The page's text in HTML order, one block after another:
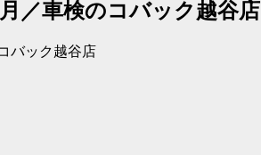
／車検のコバック越谷店